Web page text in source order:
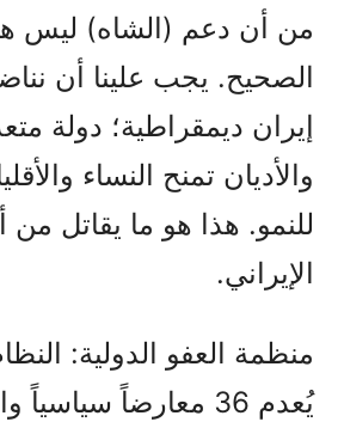
من أن دعم (الشاه) ليس هو
الصحيح. يجب علينا أن
إيران ديمقراطية؛ دولة
والأديان تمنح النساء
للنمو. هذا هو ما يقاتل
الإيراني.
منظمة العفو الدولية:
يُعدم 36 معارضاً